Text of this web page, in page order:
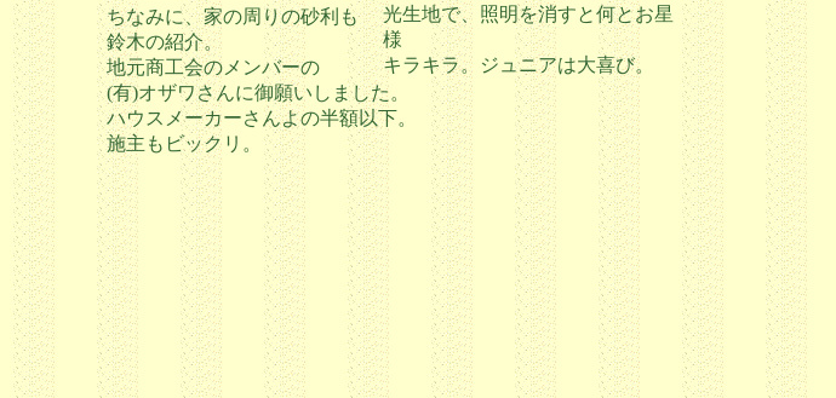
光生地で、照明を消すと何とお星
様
キラキラ。ジュニアは大喜び。
ちなみに、家の周りの砂利も
鈴木の紹介。
地元商工会のメンバーの
(有)オザワさんに御願いしました。
ハウスメーカーさんよの半額以下。
施主もビックリ。